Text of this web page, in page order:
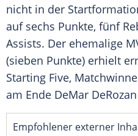
nicht in der
auf sechs Punkte, fünf
Assists. Der ehemalige
(sieben Punkte) erhielt
Starting Five,
am Ende DeMar
Empfohlener externer